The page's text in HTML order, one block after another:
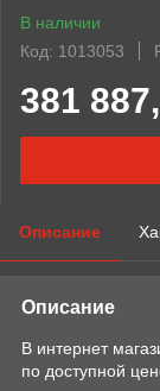
В наличии
Код: 1013053
381
Описание
Описание
В интернет
по доступной